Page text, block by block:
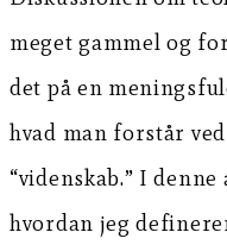
meget gammel og
det på en
hvad man forstår
“videnskab.” I
hvordan jeg